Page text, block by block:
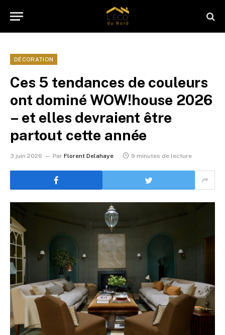
DÉCORATION
Ces 5 tendances de couleurs
ont dominé WOW!house 2026
– et elles devraient être
partout cette année
3 juin 2026 Par Florent Delahaye 9 minutes de lecture